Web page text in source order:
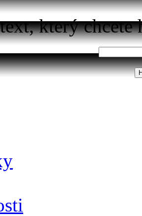
který chcete